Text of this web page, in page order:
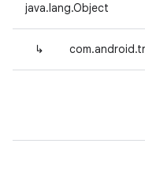
java.lang.Object
↳